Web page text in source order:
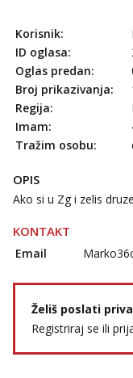
Korisnik:
ID oglasa:
Oglas predan:
Broj prikazivanja:
Regija:
Imam:
Tražim osobu:
OPIS
Ako si u Zg i zelis
KONTAKT
Email
Želiš poslati
Registriraj se ili